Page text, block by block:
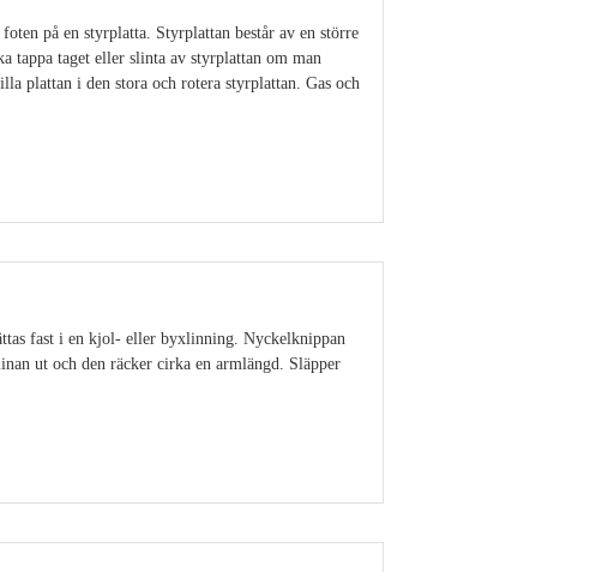
på en styrplatta. Styrplattan består av en större
tappa taget eller slinta av styrplattan om man
plattan i den stora och rotera styrplattan. Gas och
fast i en kjol- eller byxlinning. Nyckelknippan
ut och den räcker cirka en armlängd. Släpper